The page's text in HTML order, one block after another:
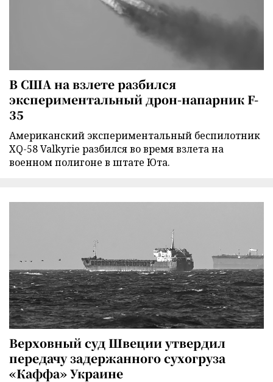
В США на взлете разбился
экспериментальный дрон-напарник F-
35
Американский экспериментальный беспилотник
XQ-58 Valkyrie разбился во время взлета на
военном полигоне в штате Юта.
Верховный суд Швеции утвердил
передачу задержанного сухогруза
«Каффа» Украине